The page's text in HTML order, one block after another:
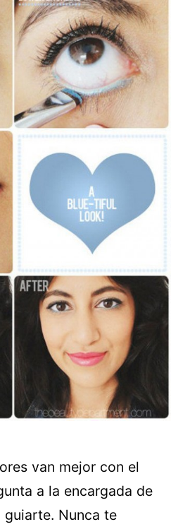
van mejor con el
a la encargada de
Nunca te